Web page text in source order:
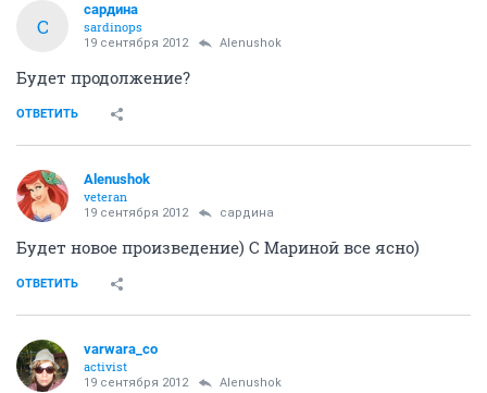
С
сардина
sardinops
19 сентября 2012 Alenushok
Будет продолжение?
ОТВЕТИТЬ
Alenushok
veteran
19 сентября 2012 сардина
Будет новое произведение) С Мариной все ясно)
ОТВЕТИТЬ
varwara_co
activist
19 сентября 2012 Alenushok